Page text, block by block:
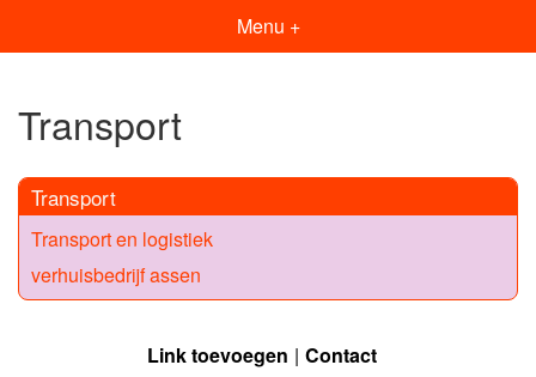
Menu +
Transport
Transport
Transport en logistiek
verhuisbedrijf assen
Link toevoegen Contact